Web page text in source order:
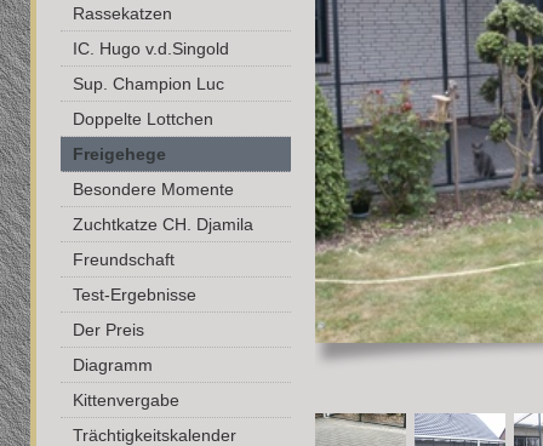
Rassekatzen
IC. Hugo v.d.Singold
Sup. Champion Luc
Doppelte Lottchen
Freigehege
Besondere Momente
Zuchtkatze CH. Djamila
Freundschaft
Test-Ergebnisse
Der Preis
Diagramm
Kittenvergabe
Trächtigkeitskalender